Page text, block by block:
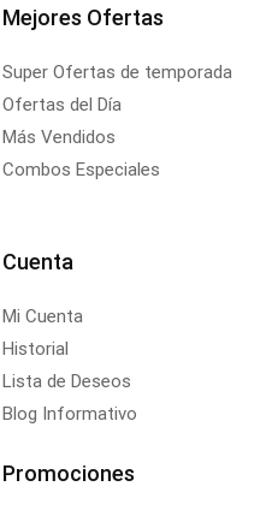
Mejores Ofertas
Super Ofertas de temporada
Ofertas del Día
Más Vendidos
Combos Especiales
Cuenta
Mi Cuenta
Historial
Lista de Deseos
Blog Informativo
Promociones